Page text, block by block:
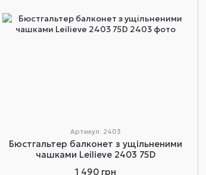
Артикул: 2403
Бюстгальтер балконет з ущільненими
чашками Leilieve 2403 75D
1 490 грн